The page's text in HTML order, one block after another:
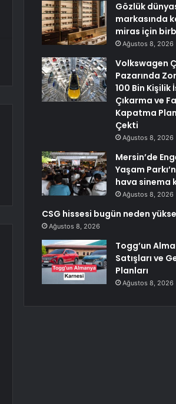
Gözlük
markasında
miras için
Ağustos 8, 2026
Volkswagen
Pazarında
100 Bin Kişilik
Çıkarma ve
Kapatma
Çekti
Ağustos 8, 2026
Mersin’de
Yaşam
hava sinema
Ağustos 8, 2026
CSG hissesi bugün neden
Ağustos 8, 2026
Togg’un
Satışları ve
Planları
Ağustos 8, 2026